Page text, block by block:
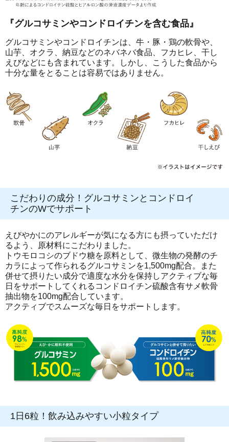
『グルコサミンやコンドロイチンを含む食品』
グルコサミンやコンドロイチンは、牛・豚・鶏の軟骨や、
山芋、オクラ、納豆などのネバネバ食品、フカヒレ、干し
えびなどにも含まれています。しかし、こうした食品から
十分な量をとることは容易ではありません。
こだわりの成分！グルコサミンとコンドロイ
チンのWでサポート
えびやかにのアレルギーが気になる方にも摂っていただけ
るよう、原材料にこだわりました。
トウモロコシのブドウ糖を原料として、微生物の発酵のチ
カラによって作られるグルコサミンを1,500mg配合。また
併せて摂りたい成分で適度な水分を保持しアクティブな毎
日をサポートしてくれるコンドロイチン硫酸含有サメ軟骨
抽出物を100mg配合しています。
アクティブでスムーズな毎日をサポートします。
1日6粒！飲み込みやすい小粒タイプ